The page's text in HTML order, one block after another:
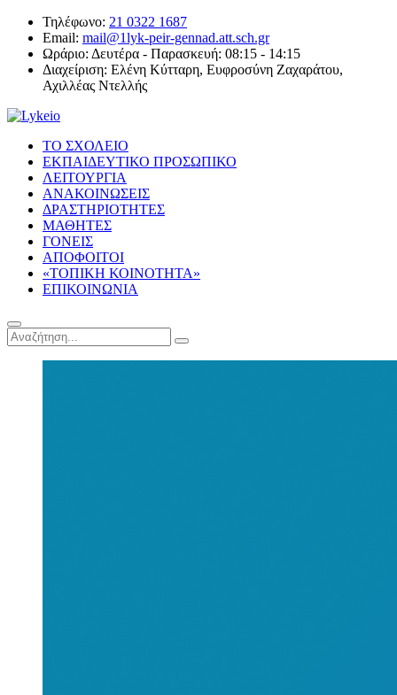
Τηλέφωνο: 21 0322 1687
Email: mail@1lyk-peir-gennad.att.sch.gr
Ωράριο: Δευτέρα - Παρασκευή: 08:15 - 14:15
Διαχείριση: Ελένη Κύτταρη, Ευφροσύνη Ζαχαράτου,
Αχιλλέας Ντελλής
ΤΟ ΣΧΟΛΕΙΟ
ΕΚΠΑΙΔΕΥΤΙΚΟ ΠΡΟΣΩΠΙΚΟ
ΛΕΙΤΟΥΡΓΙΑ
ΑΝΑΚΟΙΝΩΣΕΙΣ
ΔΡΑΣΤΗΡΙΟΤΗΤΕΣ
ΜΑΘΗΤΕΣ
ΓΟΝΕΙΣ
ΑΠΟΦΟΙΤΟΙ
«ΤΟΠΙΚΗ ΚΟΙΝΟΤΗΤΑ»
ΕΠΙΚΟΙΝΩΝΙΑ